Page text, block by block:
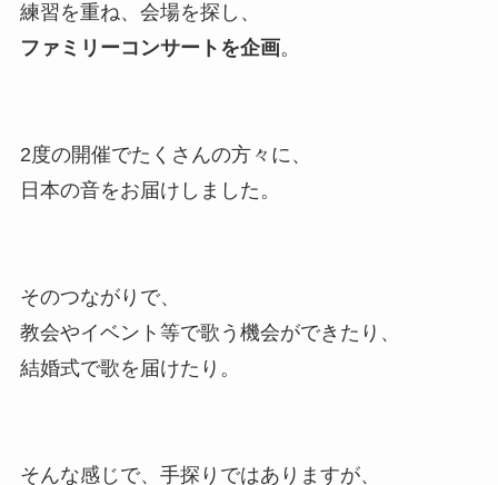
練習を重ね、会場を探し、
ファミリーコンサートを企画。
2度の開催でたくさんの方々に、
日本の音をお届けしました。
そのつながりで、
教会やイベント等で歌う機会ができたり、
結婚式で歌を届けたり。
そんな感じで、手探りではありますが、